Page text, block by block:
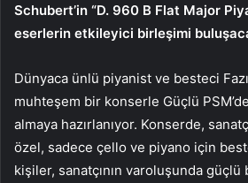
Schubert’in “D. 960 B Flat Major
eserlerin etkileyici birleşimi
Dünyaca ünlü piyanist ve besteci
muhteşem bir konserle Güçlü
almaya hazırlanıyor. Konserde,
özel, sadece çello ve piyano için
kişiler, sanatçının varoluşunda güçlü